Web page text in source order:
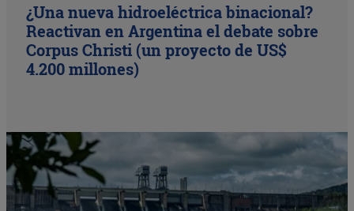
¿Una nueva hidroeléctrica binacional?
Reactivan en Argentina el debate sobre
Corpus Christi (un proyecto de US$
4.200 millones)